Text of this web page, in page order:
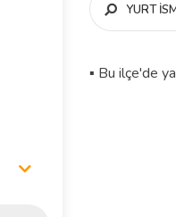
▪ Bu ilçe'de